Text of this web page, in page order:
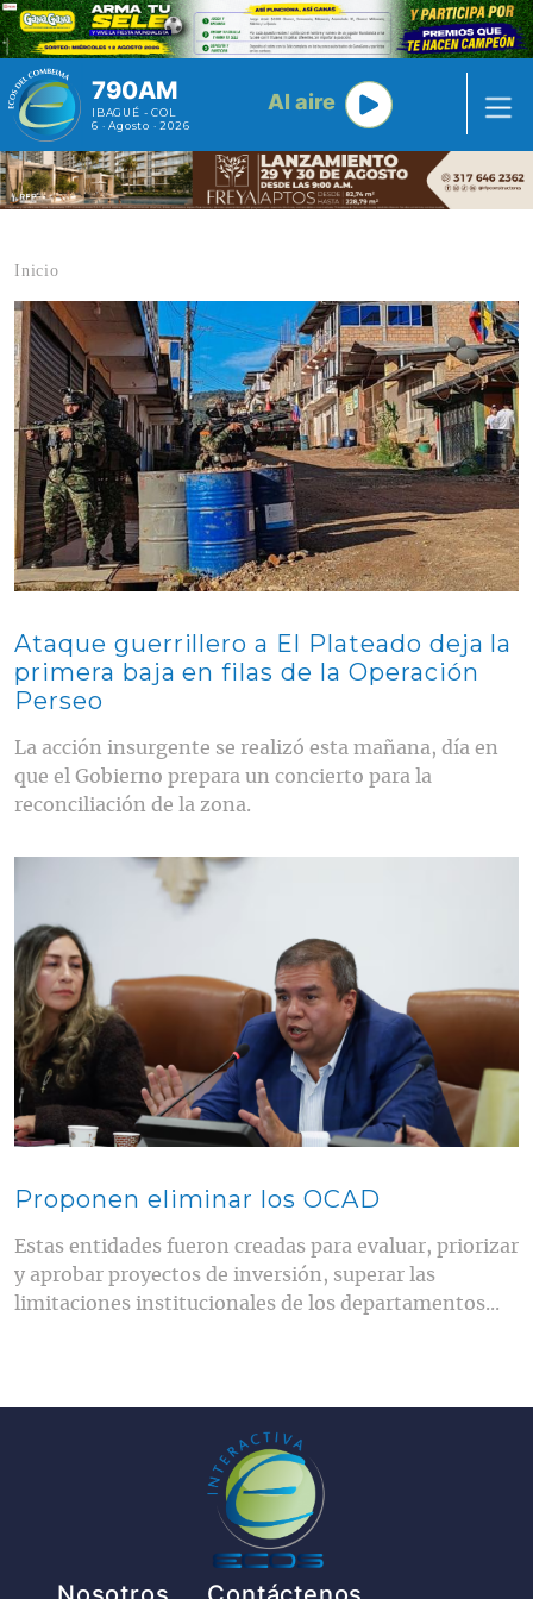
Pasar al contenido principal
790AM
IBAGUÉ - COL
6 · Agosto · 2026
Al aire
Inicio
Contenido multimedia principal
Ataque guerrillero a El Plateado deja la
primera baja en filas de la Operación
Perseo
La acción insurgente se realizó esta mañana, día en
que el Gobierno prepara un concierto para la
reconciliación de la zona.
Contenido multimedia principal
Proponen eliminar los OCAD
Estas entidades fueron creadas para evaluar, priorizar
y aprobar proyectos de inversión, superar las
limitaciones institucionales de los departamentos...